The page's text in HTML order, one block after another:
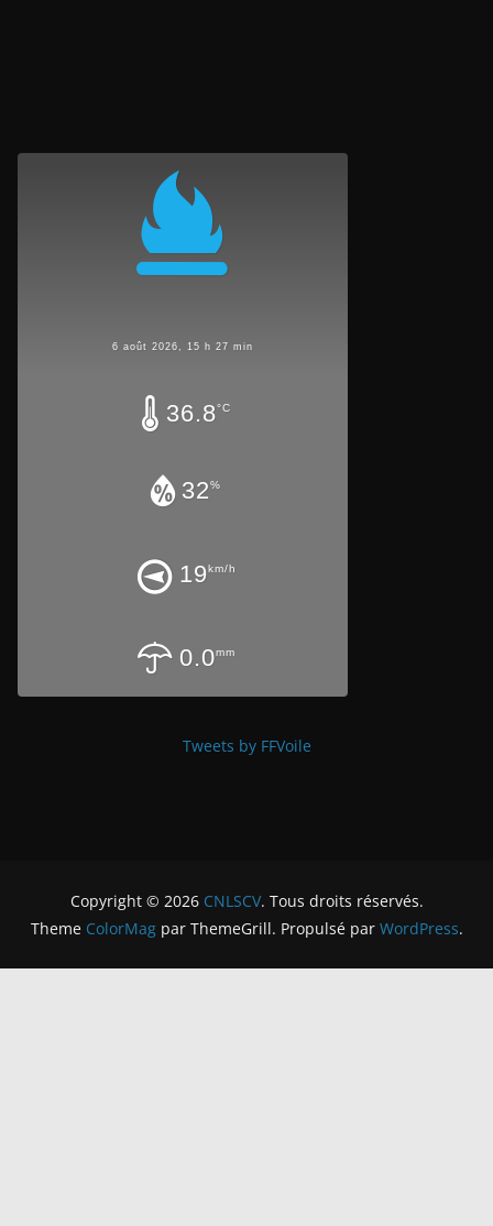
6 août 2026, 15 h 27 min
36.8°C
32%
19km/h
0.0mm
Tweets by FFVoile
Copyright © 2026 CNLSCV. Tous droits réservés.
Theme ColorMagpar ThemeGrill. Propulsé par WordPress.